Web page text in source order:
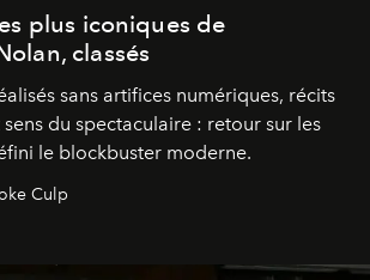
plus iconiques de
classés
sans artifices numériques, récits
du spectaculaire : retour sur les
le blockbuster moderne.
Culp